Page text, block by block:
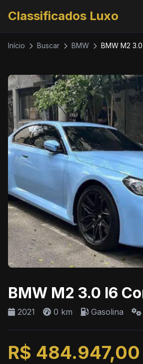
Classificados Luxo
Início Buscar BMW BMW M2
BMW M2 3.0 I6
2021 0 km Gasolina
R$ 484.947,00